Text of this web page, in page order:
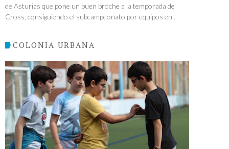
de Asturias que pone un buen broche a la temporada de
Cross, consiguiendo el subcampeonato por equipos en...
COLONIA URBANA